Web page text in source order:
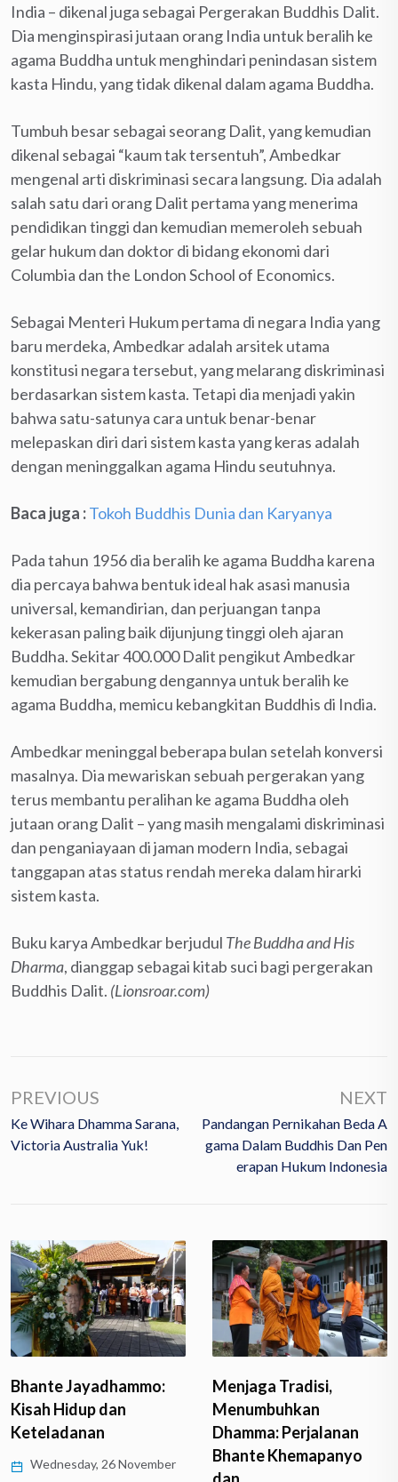
India – dikenal juga sebagai Pergerakan Buddhis Dalit.
Dia menginspirasi jutaan orang India untuk beralih ke
agama Buddha untuk menghindari penindasan sistem
kasta Hindu, yang tidak dikenal dalam agama Buddha.
Tumbuh besar sebagai seorang Dalit, yang kemudian
dikenal sebagai “kaum tak tersentuh”, Ambedkar
mengenal arti diskriminasi secara langsung. Dia adalah
salah satu dari orang Dalit pertama yang menerima
pendidikan tinggi dan kemudian memeroleh sebuah
gelar hukum dan doktor di bidang ekonomi dari
Columbia dan the London School of Economics.
Sebagai Menteri Hukum pertama di negara India yang
baru merdeka, Ambedkar adalah arsitek utama
konstitusi negara tersebut, yang melarang diskriminasi
berdasarkan sistem kasta. Tetapi dia menjadi yakin
bahwa satu-satunya cara untuk benar-benar
melepaskan diri dari sistem kasta yang keras adalah
dengan meninggalkan agama Hindu seutuhnya.
Baca juga :Tokoh Buddhis Dunia dan Karyanya
Pada tahun 1956 dia beralih ke agama Buddha karena
dia percaya bahwa bentuk ideal hak asasi manusia
universal, kemandirian, dan perjuangan tanpa
kekerasan paling baik dijunjung tinggi oleh ajaran
Buddha. Sekitar 400.000 Dalit pengikut Ambedkar
kemudian bergabung dengannya untuk beralih ke
agama Buddha, memicu kebangkitan Buddhis di India.
Ambedkar meninggal beberapa bulan setelah konversi
masalnya. Dia mewariskan sebuah pergerakan yang
terus membantu peralihan ke agama Buddha oleh
jutaan orang Dalit – yang masih mengalami diskriminasi
dan penganiayaan di jaman modern India, sebagai
tanggapan atas status rendah mereka dalam hirarki
sistem kasta.
Buku karya Ambedkar berjudul The Buddha and His
Dharma, dianggap sebagai kitab suci bagi pergerakan
Buddhis Dalit. (Lionsroar.com)
PREVIOUS
Ke Wihara Dhamma Sarana,
Victoria Australia Yuk!
NEXT
Pandangan Pernikahan Beda A
Gama Dalam Buddhis Dan Pen
Erapan Hukum Indonesia
Bhante Jayadhammo:
Kisah Hidup dan
Keteladanan
Wednesday, 26 November
Menjaga Tradisi,
Menumbuhkan
Dhamma: Perjalanan
Bhante Khemapanyo